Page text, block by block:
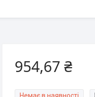
954,67 ₴